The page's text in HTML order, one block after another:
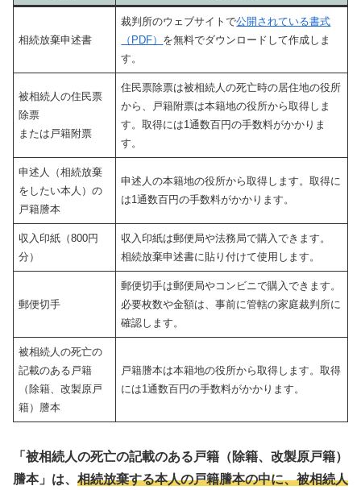
相続放棄申述書
裁判所のウェブサイトで公開されている書式
（PDF） を無料でダウンロードして作成しま
す。
被相続人の住民票
除票
または戸籍附票
住民票除票は被相続人の死亡時の居住地の役所
から、戸籍附票は本籍地の役所から取得しま
す。取得には1通数百円の手数料がかかりま
す。
申述人（相続放棄
をしたい本人）の
戸籍謄本
申述人の本籍地の役所から取得します。取得に
は1通数百円の手数料がかかります。
収入印紙（800円
分）
収入印紙は郵便局や法務局で購入できます。
相続放棄申述書に貼り付けて使用します。
郵便切手
郵便切手は郵便局やコンビニで購入できます。
必要枚数や金額は、事前に管轄の家庭裁判所に
確認します。
被相続人の死亡の
記載のある戸籍
（除籍、改製原戸
籍）謄本
戸籍謄本は本籍地の役所から取得します。取得
には1通数百円の手数料がかかります。
「被相続人の死亡の記載のある戸籍（除籍、改製原戸籍）
謄本」は、 相続放棄する本人の戸籍謄本の中に、被相続人